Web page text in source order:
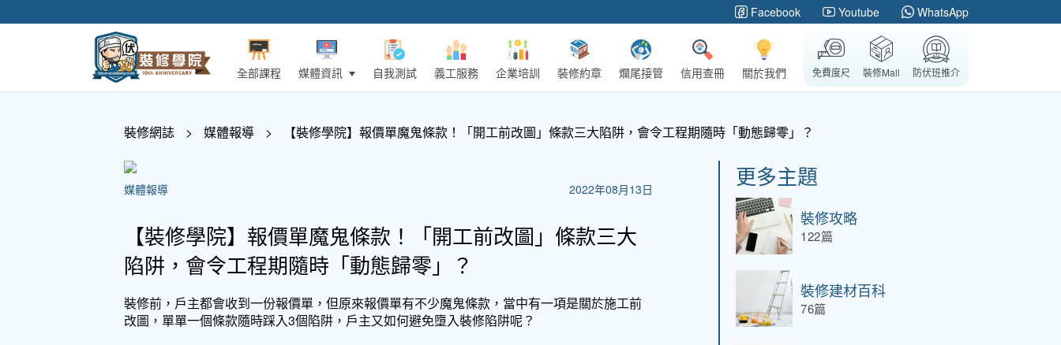
Facebook Youtube WhatsApp
全部課程 媒體資訊 自我測試 義工服務 企業培訓 裝修約章 爛尾接管 信用查冊 關於我們 免費度尺 裝修Mall 防伏班推介
裝修網誌 > 媒體報導 > 【裝修學院】報價單魔鬼條款！「開工前改圖」條款三大陷阱，會令工程期隨時「動態歸零」？
媒體報導 2022年08月13日
【裝修學院】報價單魔鬼條款！「開工前改圖」條款三大
陷阱，會令工程期隨時「動態歸零」？
裝修前，戶主都會收到一份報價單，但原來報價單有不少魔鬼條款，當中有一項是關於施工前
改圖，單單一個條款隨時踩入3個陷阱，戶主又如何避免墮入裝修陷阱呢？
更多主題
裝修攻略
122篇
裝修建材百科
76篇